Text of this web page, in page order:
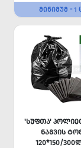
ᲛᲘᲜᲘᲛᲣᲛ - 1
'ᲡᲣᲤᲗᲐ'
ᲜᲐᲒᲕᲘᲡ
120*150/